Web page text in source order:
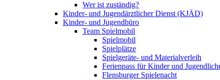
Wer ist zuständig?
Kinder- und Jugendärztlicher Dienst (KJÄD)
Kinder- und Jugendbüro
Team Spielmobil
Spielmobil
Spielplätze
Spielgeräte- und Materialverleih
Ferienpass für Kinder und
Flensburger Spielenacht